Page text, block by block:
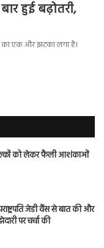
हुई बढ़ोतरी,
का एक और झटका लगा है।
को लेकर फैली आशंकाओं
जेडी वैंस से बात की और
पर चर्चा की